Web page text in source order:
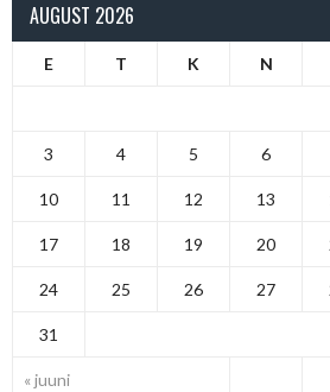
AUGUST 2026
E T K N
« juuni
3 4 5 6
10 11 12 13
17 18 19 20
24 25 26 27
31